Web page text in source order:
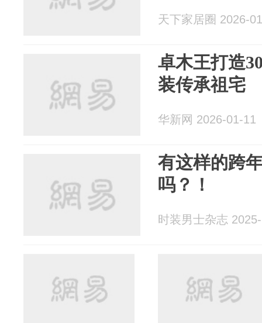
天下家居圈 2026-
卓木王打造
装传承祖宅
华新网 2026-01-11
有这样的跨
吗？！
时装男士杂志